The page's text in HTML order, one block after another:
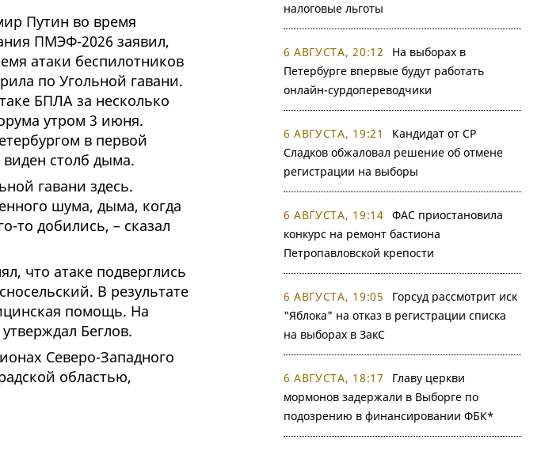
Путин во время
ПМЭФ-2026 заявил,
атаки беспилотников
по Угольной гавани.
БПЛА за несколько
утром 3 июня.
в первой
столб дыма.
гавани здесь.
шума, дыма, когда
то добились, – сказал
что атаке подверглись
В результате
помощь. На
Беглов.
Северо-Западного
областью,
налоговые льготы
6 АВГУСТА, 20:12
На выборах в
Петербурге впервые будут работать
онлайн-сурдопереводчики
6 АВГУСТА, 19:21
Кандидат от СР
Сладков обжаловал решение об отмене
регистрации на выборы
6 АВГУСТА, 19:14 ФАС приостановила
конкурс на ремонт бастиона
Петропавловской крепости
6 АВГУСТА, 19:05
Горсуд рассмотрит иск
"Яблока" на отказ в регистрации списка
на выборах в ЗакС
6 АВГУСТА, 18:17
Главу церкви
мормонов задержали в Выборге по
подозрению в финансировании ФБК*